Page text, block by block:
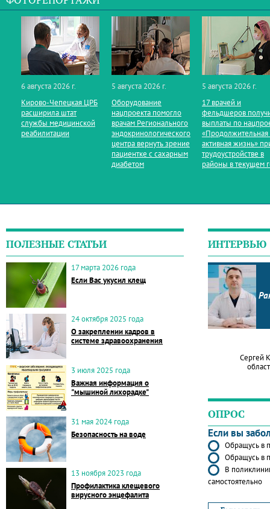
6 августа 2026 г.
Кирово‑Чепецкая ЦРБ
расширила штат
службы медицинской
реабилитации
5 августа 2026 г.
Оборудование
нацпроекта помогло
врачам Регионального
эндокринологического
центра вернуть зрение
пациентке с сахарным
диабетом
5 августа 2026 г.
17 врачей и
фельдшеров
выплаты по
«Продолжительная
активная жизнь»
трудоустройстве в
районы в текущем
ПОЛЕЗНЫЕ СТАТЬИ
17 марта 2026 года
Если Вас укусил клещ
24 октября 2025 года
О закреплении кадров в
системе здравоохранения
3 июля 2025 года
Важная информация о
"мышиной лихорадке"
31 мая 2024 года
Безопасность на воде
13 ноября 2023 года
Профилактика клещевого
вирусного энцефалита
ИНТЕРВЬЮ
Сергей
ОПРОС
Если вы
Обращусь в
Обращусь в
В
самостоятельно